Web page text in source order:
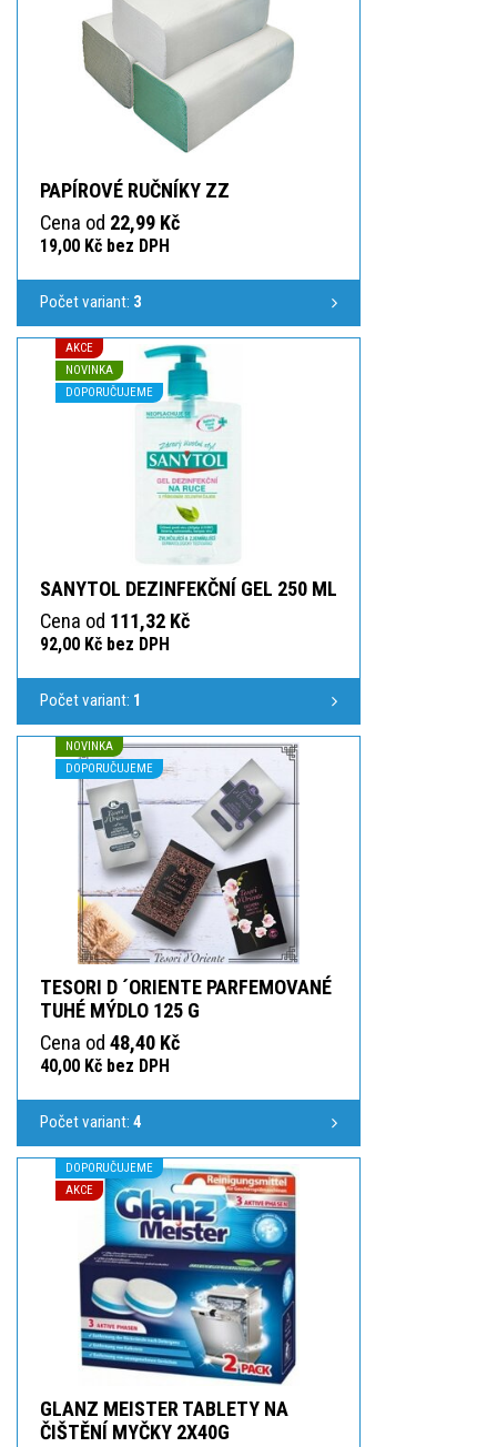
PAPÍROVÉ RUČNÍKY ZZ
Cena od 22,99 Kč
19,00 Kč bez DPH
Počet variant: 3
AKCE
NOVINKA
DOPORUČUJEME
SANYTOL DEZINFEKČNÍ GEL 250 ML
Cena od 111,32 Kč
92,00 Kč bez DPH
Počet variant: 1
NOVINKA
DOPORUČUJEME
TESORI D ´ORIENTE PARFEMOVANÉ
TUHÉ MÝDLO 125 G
Cena od 48,40 Kč
40,00 Kč bez DPH
Počet variant: 4
DOPORUČUJEME
AKCE
GLANZ MEISTER TABLETY NA
ČIŠTĚNÍ MYČKY 2X40G